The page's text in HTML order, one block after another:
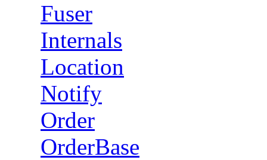
Fuser
Internals
Location
Notify
Order
OrderBase